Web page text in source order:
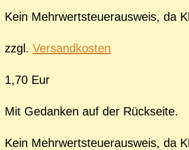
Kein Mehrwertsteuerausweis, da
zzgl. Versandkosten
1,70 Eur
Mit Gedanken auf der Rückseite.
Kein Mehrwertsteuerausweis, da